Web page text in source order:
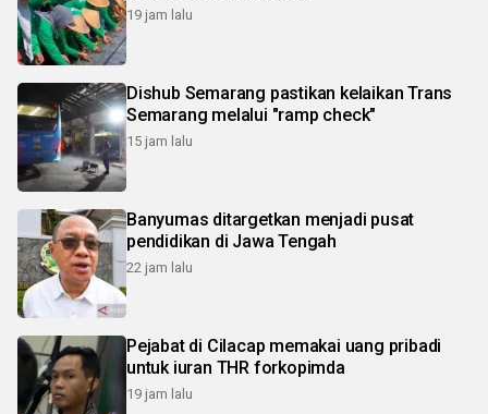
19 jam lalu
Dishub Semarang pastikan kelaikan Trans
Semarang melalui "ramp check"
15 jam lalu
Banyumas ditargetkan menjadi pusat
pendidikan di Jawa Tengah
22 jam lalu
Pejabat di Cilacap memakai uang pribadi
untuk iuran THR forkopimda
19 jam lalu